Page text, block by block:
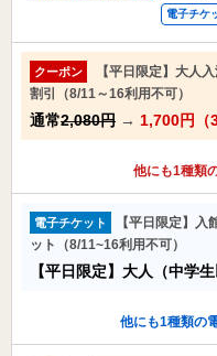
電子チケ
クーポン
【平日限定】大人
割引（8/11～16利用不可）
通常2,080円 → 1,700円（
他にも1種類
電子チケット
【平日限定】
ット（8/11~16利用不可）
【平日限定】大人（中学生
他にも1種類の